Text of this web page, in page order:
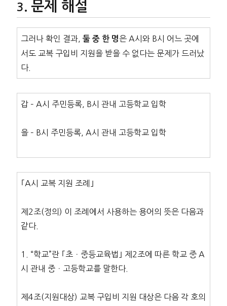
문제 해설
그러나 확인 결과, 둘 중 한 명 은 A시와 B시 어느 곳에
서도 교복 구입비 지원을 받을 수 없다는 문제가 드러났
다.
갑 – A시 주민등록, B시 관내 고등학교 입학
을 – B시 주민등록, A시 관내 고등학교 입학
｢A시 교복 지원 조례｣
제2조(정의) 이 조례에서 사용하는 용어의 뜻은 다음과
같다.
1. “학교”란 ｢초ㆍ중등교육법｣ 제2조에 따른 학교 중 A
시 관내 중ㆍ고등학교를 말한다.
제4조(지원대상) 교복 구입비 지원 대상은 다음 각 호의